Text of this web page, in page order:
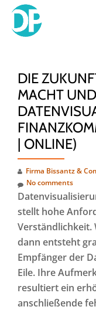
Skip
DIE
MACHT
| ONLINE)
Firma Bissantz &
No comments
stellt hohe
Verständlichkeit.
dann entsteht
Empfänger der
Eile. Ihre
resultiert ein
anschließende